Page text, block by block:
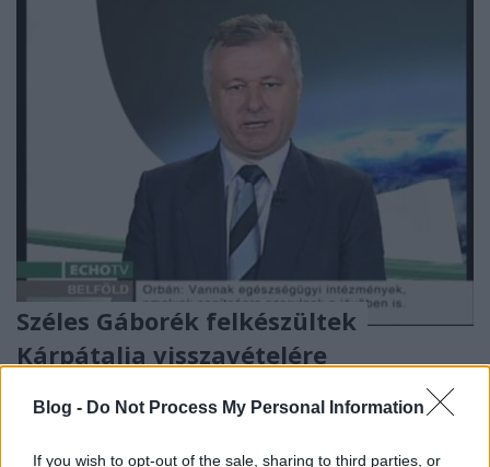
Blog - Do Not Process My Personal Information
If you wish to opt-out of the sale, sharing to third parties, or
Széles Gáborék felkészültek
Kárpátalja visszavételére